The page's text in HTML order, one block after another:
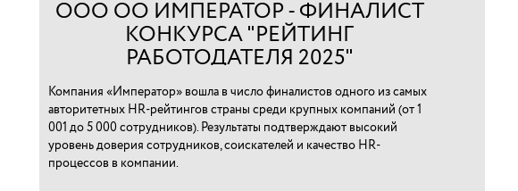
ООО ОО ИМПЕРАТОР - ФИНАЛИСТ
КОНКУРСА "РЕЙТИНГ
РАБОТОДАТЕЛЯ 2025"
Компания «Император» вошла в число финалистов одного из самых
авторитетных HR-рейтингов страны среди крупных компаний (от 1
001 до 5 000 сотрудников). Результаты подтверждают высокий
уровень доверия сотрудников, соискателей и качество HR-
процессов в компании.